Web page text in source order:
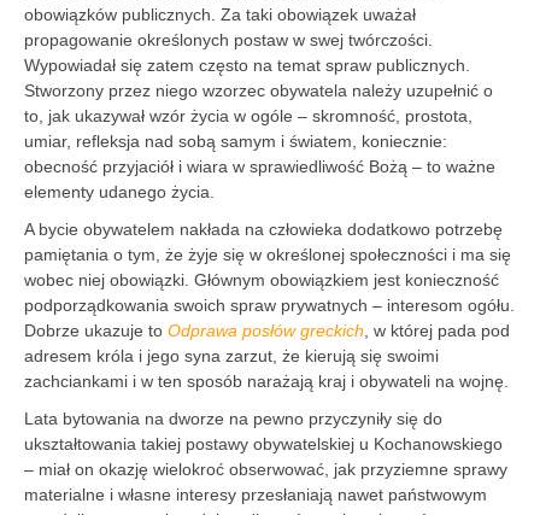
obowiązków publicznych. Za taki obowiązek uważał
propagowanie określonych postaw w swej twórczości.
Wypowiadał się zatem często na temat spraw publicznych.
Stworzony przez niego wzorzec obywatela należy uzupełnić o
to, jak ukazywał wzór życia w ogóle – skromność, prostota,
umiar, refleksja nad sobą samym i światem, koniecznie:
obecność przyjaciół i wiara w sprawiedliwość Bożą – to ważne
elementy udanego życia.
A bycie obywatelem nakłada na człowieka dodatkowo potrzebę
pamiętania o tym, że żyje się w określonej społeczności i ma się
wobec niej obowiązki. Głównym obowiązkiem jest konieczność
podporządkowania swoich spraw prywatnych – interesom ogółu.
Dobrze ukazuje to Odprawa posłów greckich , w której pada pod
adresem króla i jego syna zarzut, że kierują się swoimi
zachciankami i w ten sposób narażają kraj i obywateli na wojnę.
Lata bytowania na dworze na pewno przyczyniły się do
ukształtowania takiej postawy obywatelskiej u Kochanowskiego
– miał on okazję wielokroć obserwować, jak przyziemne sprawy
materialne i własne interesy przesłaniają nawet państwowym